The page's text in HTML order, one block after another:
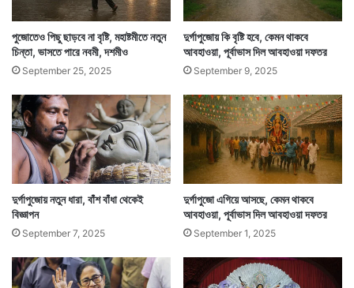
সন্ধেবেলার জামাটা ও এখনই পড়বে। নাছোড় জিদ পেয়ে বসেছে
মেয়েটাকে। ওকে ওর ফেভারিট জামাটা এখনই বের করে দিতে
হবে। মা বলল, ‘এখন কেন পড়বি? সন্ধেবেলা যখন সবাই বের হবে
তখন পরিস।’ কিন্তু ওসব শুনতে রাজি নয় ও। এখনই চাই
জামাটা। বাবা বলল, ‘থাকগে জেদ করছে যখন দিয়ে দাও না
জামাটা। এতগুলো জামা হয়েছে। সন্ধেবেলা না হয় আর একটা
কিছু পরিও।’ জামাটা হাতে পেয়েই ওর নিজের ঘরের দিকে ছুটল
ছোট্ট মেয়েটা।
পুজোতেও পিছু ছাড়বে না বৃষ্টি, মহাষ্টমীতে নতুন
চিন্তা, ভাসতে পারে নবমী, দশমীও
September 25, 2025
দুর্গাপুজোয় কি বৃষ্টি হবে, কেমন থাকবে
আবহাওয়া, পূর্বাভাস দিল আবহাওয়া দফতর
September 9, 2025
দুর্গাপুজোয় নতুন ধারা, বাঁশ বাঁধা থেকেই
বিজ্ঞাপন
September 7, 2025
দুর্গাপুজো এগিয়ে আসছে, কেমন থাকবে
আবহাওয়া, পূর্বাভাস দিল আবহাওয়া দফতর
September 1, 2025